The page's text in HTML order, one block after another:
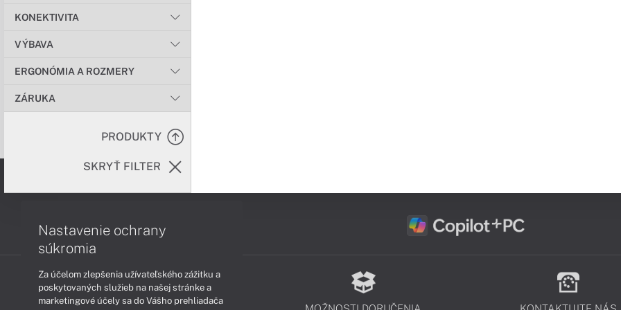
KONEKTIVITA
VÝBAVA
ERGONÓMIA A ROZMERY
ZÁRUKA
PRODUKTY
SKRYŤ FILTER
Nastavenie ochrany
súkromia
Za účelom zlepšenia užívateľského zážitku a
poskytovaných služieb na našej stránke a
marketingové účely sa do Vášho prehliadača